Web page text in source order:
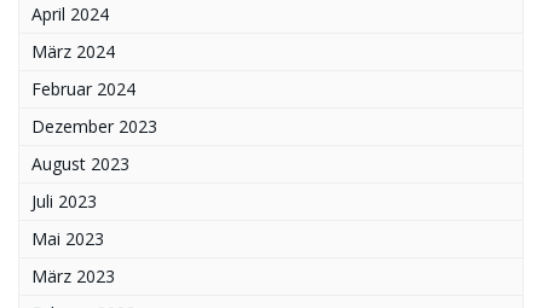
April 2024
März 2024
Februar 2024
Dezember 2023
August 2023
Juli 2023
Mai 2023
März 2023